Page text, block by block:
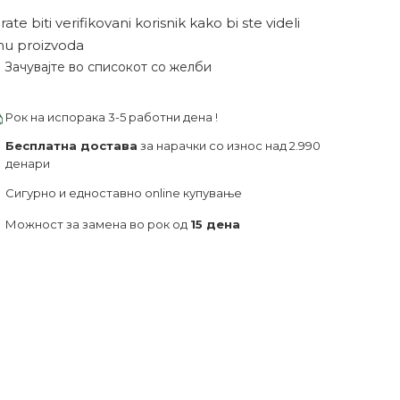
biti verifikovani korisnik kako bi ste videli
proizvoda
Зачувајте во списокот со желби
Рок на испорака 3-5 работни дена !
Бесплатна достава за нарачки со износ над 2.990
денари
Сигурно и едноставно online купување
Можност за замена во рок од 15 дена